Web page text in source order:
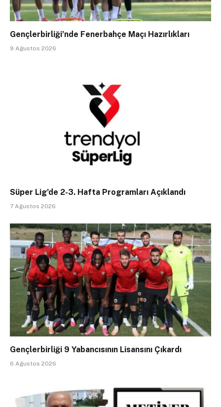
Gençlerbirliği’nde Fenerbahçe Maçı Hazırlıkları
9 Ağustos 2026
Süper Lig’de 2-3. Hafta Programları Açıklandı
7 Ağustos 2026
Gençlerbirliği 9 Yabancısının Lisansını Çıkardı
6 Ağustos 2026